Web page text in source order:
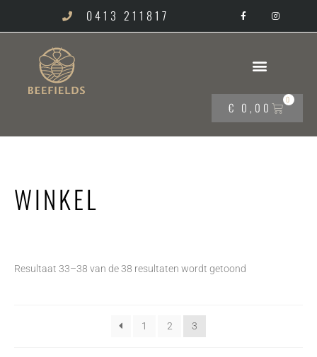
0413 211817
€ 0,00
0
WINKEL
Resultaat 33–38 van de 38 resultaten wordt getoond
1 2 3